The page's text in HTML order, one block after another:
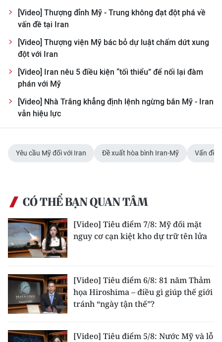
Media Chính trị
Media Kinh tế
Media Văn hóa
Media Xã hội
Media Pháp luật
Media Khoa học - Công nghệ
Media Môi trường
Ảnh
Infographic
TIN MỚI
[Video] Thượng đỉnh Mỹ - Trung không đạt đột phá về
vấn đề tại Iran
[Video] Thượng viện Mỹ bác bỏ dự luật chấm dứt xung
đột với Iran
[Video] Iran nêu 5 điều kiện “tối thiểu” để nối lại đàm
phán với Mỹ
[Video] Nhà Trắng khẳng định lệnh ngừng bắn Mỹ - Iran
vẫn hiệu lực
Yêu cầu Mỹ đối với Iran Đề xuất hòa bình Iran-Mỹ Vấn đề
CÓ THỂ BẠN QUAN TÂM
[Video] Tiêu điểm 7/8: Mỹ đối mặt
nguy cơ cạn kiệt kho dự trữ tên lửa
[Video] Tiêu điểm 6/8: 81 năm Thảm
họa Hiroshima – điều gì giúp thế giới
tránh “ngày tận thế”?
[Video] Tiêu điểm 5/8: Nước Mỹ và lỗ